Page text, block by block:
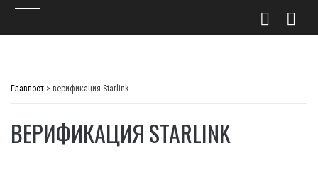
Главпост > верификация Starlink
ВЕРИФИКАЦИЯ STARLINK